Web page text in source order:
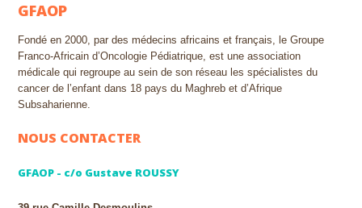
GFAOP
Fondé en 2000, par des médecins africains et français, le Groupe
Franco-Africain d’Oncologie Pédiatrique, est une association
médicale qui regroupe au sein de son réseau les spécialistes du
cancer de l’enfant dans 18 pays du Maghreb et d’Afrique
Subsaharienne.
NOUS CONTACTER
GFAOP - c/o Gustave ROUSSY